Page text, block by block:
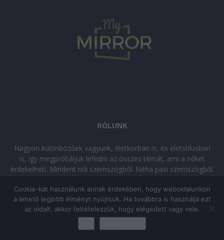
RÓLUNK
Nagyon különbözőek vagyunk, életkorban is, és életstílusban
is, így megpróbáljuk lefedni az összes témát, ami a nőket
érdekelheti. Mindent női szemszögből. Néha pasi szemszögből.
kikapcsolódásra vágysz!
© Copyright 2026 - mymirror.huADATKEZELÉSI TÁJÉKOZTATÓ
Impresszum
Cookie-kat használunk annak érdekében, hogy weboldalunkon
a lehető legjobb élményt nyújtsuk. Ha továbbra is használja ezt
az oldalt, akkor feltételezzük, hogy elégedett vagy vele.